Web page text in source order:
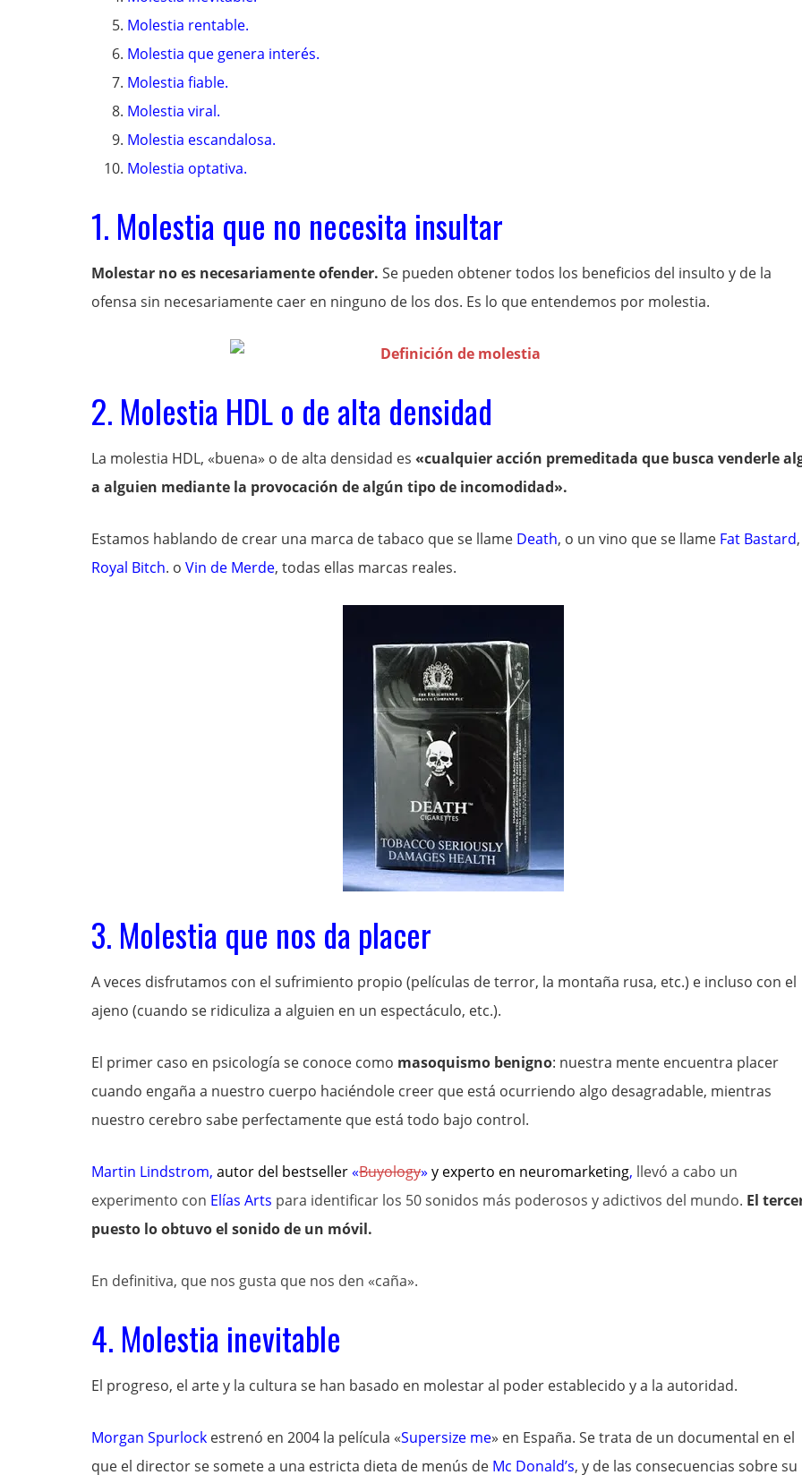
Molestia rentable.
Molestia que genera interés.
Molestia fiable.
Molestia viral.
Molestia escandalosa.
Molestia optativa.
1. Molestia que no necesita insultar
Molestar no es necesariamente ofender. Se pueden obtener todos los beneficios del insulto y de la
ofensa sin necesariamente caer en ninguno de los dos. Es lo que entendemos por molestia.
2. Molestia HDL o de alta densidad
La molestia HDL, «buena» o de alta densidad es «cualquier acción premeditada que busca venderle
a alguien mediante la provocación de algún tipo de incomodidad».
Estamos hablando de crear una marca de tabaco que se llame Death, o un vino que se llame Fat Bastard
Royal Bitch. o Vin de Merde, todas ellas marcas reales.
3. Molestia que nos da placer
A veces disfrutamos con el sufrimiento propio (películas de terror, la montaña rusa, etc.) e incluso con el
ajeno (cuando se ridiculiza a alguien en un espectáculo, etc.).
El primer caso en psicología se conoce como masoquismo benigno: nuestra mente encuentra placer
cuando engaña a nuestro cuerpo haciéndole creer que está ocurriendo algo desagradable, mientras
nuestro cerebro sabe perfectamente que está todo bajo control.
Martin Lindstrom, autor del bestseller«Buyology» y experto en neuromarketing, llevó a cabo un
experimento con Elías Arts para identificar los 50 sonidos más poderosos y adictivos del mundo. El
puesto lo obtuvo el sonido de un móvil.
En definitiva, que nos gusta que nos den «caña».
4. Molestia inevitable
El progreso, el arte y la cultura se han basado en molestar al poder establecido y a la autoridad.
Morgan Spurlock estrenó en 2004 la película «Supersize me» en España. Se trata de un documental en el
que el director se somete a una estricta dieta de menús de Mc Donald’s, y de las consecuencias sobre su